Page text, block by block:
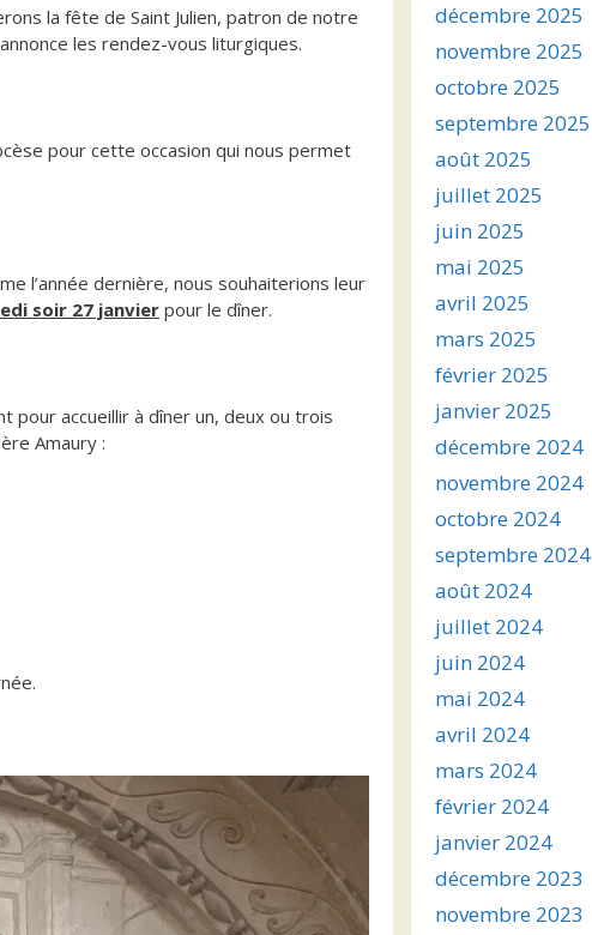
la fête de Saint Julien, patron de notre
les rendez-vous liturgiques.
pour cette occasion qui nous permet
l’année dernière, nous souhaiterions leur
soir 27 janvier pour le dîner.
pour accueillir à dîner un, deux ou trois
Amaury :
décembre 2025
novembre 2025
octobre 2025
septembre 2025
août 2025
juillet 2025
juin 2025
mai 2025
avril 2025
mars 2025
février 2025
janvier 2025
décembre 2024
novembre 2024
octobre 2024
septembre 2024
août 2024
juillet 2024
juin 2024
mai 2024
avril 2024
mars 2024
février 2024
janvier 2024
décembre 2023
novembre 2023